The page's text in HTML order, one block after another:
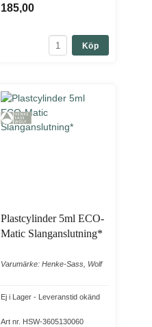
185,00
Köp
Plastcylinder 5ml ECO-
Matic Slanganslutning*
Varumärke: Henke-Sass, Wolf
Ej i Lager - Leveranstid okänd
Art nr. HSW-3605130060